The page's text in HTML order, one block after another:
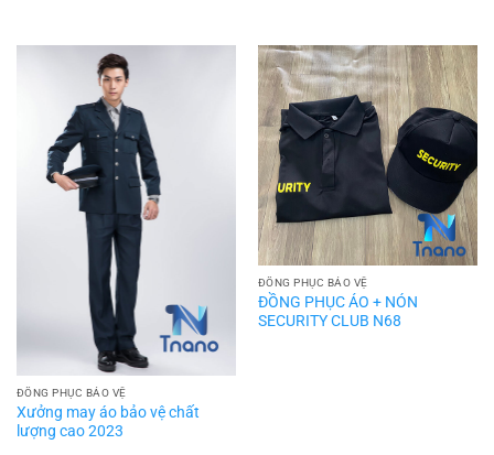
ĐỒNG PHỤC BẢO VỆ
Xưởng may áo bảo vệ chất
lượng cao 2023
ĐỒNG PHỤC BẢO VỆ
ĐỒNG PHỤC ÁO + NÓN
SECURITY CLUB N68